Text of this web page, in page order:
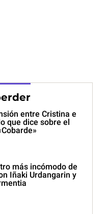
entre Cristina e
que dice sobre el
más incómodo de
Iñaki Urdangarin y